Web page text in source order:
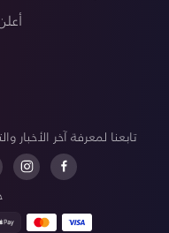
تابعنا لمعرفة آخر